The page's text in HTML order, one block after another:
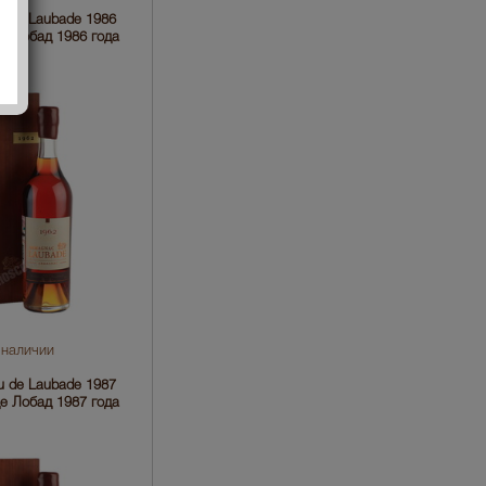
de Laubade 1986
Лобад 1986 года
de Laubade 1987
Лобад 1987 года